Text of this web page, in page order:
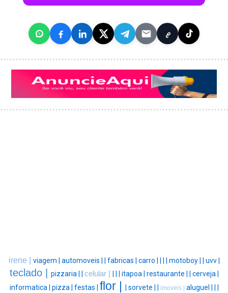
irene | viagem | automoveis | fabricas | carro | motoboy | uvv |
teclado | pizzaria | celular | itapoa | restaurante |
cerveja |
informatica | pizza | festas | flor | sorvete | imoveis | aluguel |